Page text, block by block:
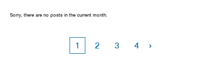
Sorry, there are no posts in the current month.
1 2 3 4 ›